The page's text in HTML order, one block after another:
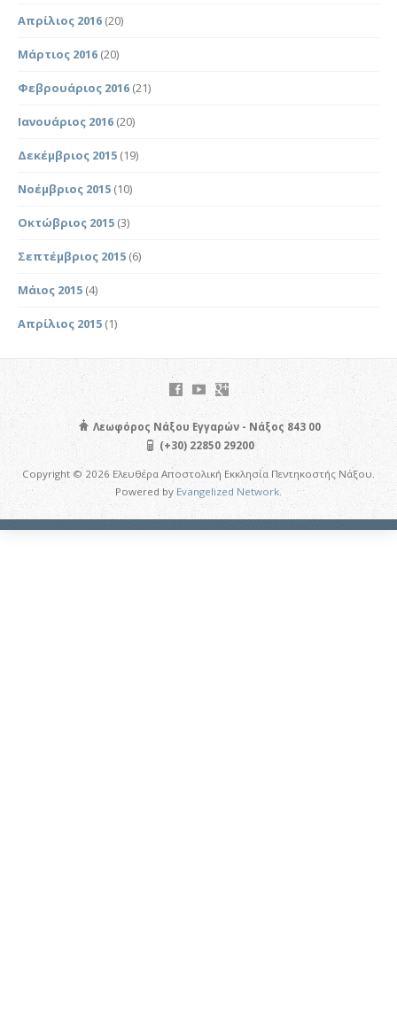
Απρίλιος 2016 (20)
Μάρτιος 2016 (20)
Φεβρουάριος 2016 (21)
Ιανουάριος 2016 (20)
Δεκέμβριος 2015 (19)
Νοέμβριος 2015 (10)
Οκτώβριος 2015 (3)
Σεπτέμβριος 2015 (6)
Μάιος 2015 (4)
Απρίλιος 2015 (1)
Λεωφόρος Νάξου Εγγαρών - Νάξος 843 00
(+30) 22850 29200
Copyright © 2026 Ελευθέρα Αποστολική Εκκλησία Πεντηκοστής Νάξου.
Powered byEvangelized Network.